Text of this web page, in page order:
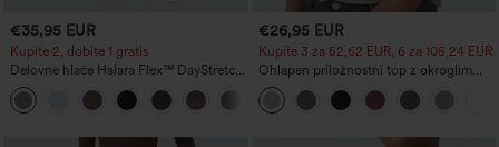
€35,95 EUR
Kupite 2, dobite 1 gratis
Delovne hlače Halara Flex™ DayStretch
z visokim pasom, žepi in ravnimi
hlačnicami
+23
€26,95 EUR
Kupite 3 za 52,62 EUR, 6 za 105,24 EUR
Ohlapen priložnostni top z okroglim
izrezom in netopirskimi rokavi